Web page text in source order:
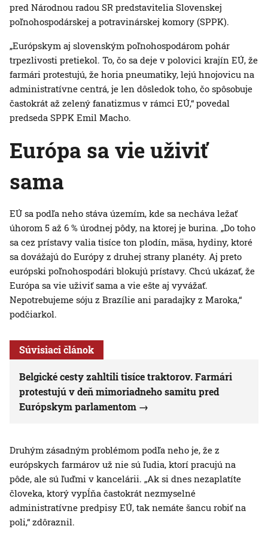
pred Národnou radou SR predstavitelia Slovenskej
poľnohospodárskej a potravinárskej komory (SPPK).
„Európskym aj slovenským poľnohospodárom pohár
trpezlivosti pretiekol. To, čo sa deje v polovici krajín EÚ, že
farmári protestujú, že horia pneumatiky, lejú hnojovicu na
administratívne centrá, je len dôsledok toho, čo spôsobuje
častokrát až zelený fanatizmus v rámci EÚ,“ povedal
predseda SPPK Emil Macho.
Európa sa vie uživiť
sama
EÚ sa podľa neho stáva územím, kde sa necháva ležať
úhorom 5 až 6 % úrodnej pôdy, na ktorej je burina. „Do toho
sa cez prístavy valia tisíce ton plodín, mäsa, hydiny, ktoré
sa dovážajú do Európy z druhej strany planéty. Aj preto
európski poľnohospodári blokujú prístavy. Chcú ukázať, že
Európa sa vie uživiť sama a vie ešte aj vyvážať.
Nepotrebujeme sóju z Brazílie ani paradajky z Maroka,“
podčiarkol.
Súvisiaci článok
Belgické cesty zahltili tisíce traktorov. Farmári
protestujú v deň mimoriadneho samitu pred
Európskym parlamentom
Druhým zásadným problémom podľa neho je, že z
európskych farmárov už nie sú ľudia, ktorí pracujú na
pôde, ale sú ľuďmi v kancelárii. „Ak si dnes nezaplatíte
človeka, ktorý vypĺňa častokrát nezmyselné
administratívne predpisy EÚ, tak nemáte šancu robiť na
poli,“ zdôraznil.